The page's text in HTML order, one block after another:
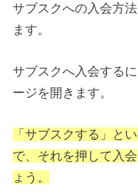
サブスクへの入会方
ます。
サブスクへ入会する
ージを開きます。
「サブスクする」と
で、それを押して入
ょう。